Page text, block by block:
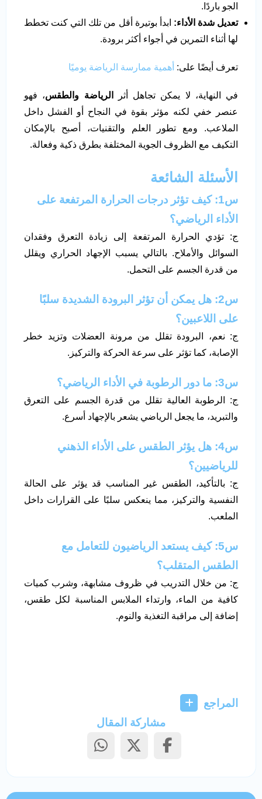
الجو باردًا.
تعديل شدة الأداء: ابدأ بوتيرة أقل من تلك التي كنت تخطط
لها أثناء التمرين في أجواء أكثر برودة.
تعرف أيضًا على: أهمية ممارسة الرياضة يوميًا
في النهاية، لا يمكن تجاهل أثر الرياضة والطقس، فهو
عنصر خفي لكنه مؤثر بقوة في النجاح أو الفشل داخل
الملاعب. ومع تطور العلم والتقنيات، أصبح بالإمكان
التكيف مع الظروف الجوية المختلفة بطرق ذكية وفعالة.
الأسئلة الشائعة
س1: كيف تؤثر درجات الحرارة المرتفعة على
الأداء الرياضي؟
ج: تؤدي الحرارة المرتفعة إلى زيادة التعرق وفقدان
السوائل والأملاح. بالتالي يسبب الإجهاد الحراري ويقلل
من قدرة الجسم على التحمل.
س2: هل يمكن أن تؤثر البرودة الشديدة سلبًا
على اللاعبين؟
ج: نعم، البرودة تقلل من مرونة العضلات وتزيد خطر
الإصابة، كما تؤثر على سرعة الحركة والتركيز.
س3: ما دور الرطوبة في الأداء الرياضي؟
ج: الرطوبة العالية تقلل من قدرة الجسم على التعرق
والتبريد، ما يجعل الرياضي يشعر بالإجهاد أسرع.
س4: هل يؤثر الطقس على الأداء الذهني
للرياضيين؟
ج: بالتأكيد، الطقس غير المناسب قد يؤثر على الحالة
النفسية والتركيز، مما ينعكس سلبًا على القرارات داخل
الملعب.
س5: كيف يستعد الرياضيون للتعامل مع
الطقس المتقلب؟
ج: من خلال التدريب في ظروف مشابهة، وشرب كميات
كافية من الماء، وارتداء الملابس المناسبة لكل طقس،
إضافة إلى مراقبة التغذية والنوم.
المراجع
مشاركة المقال